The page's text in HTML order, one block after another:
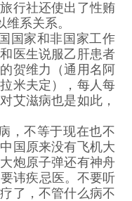
行社还使出了性贿
系关系。
国家和非国家工作
医生说服乙肝患者
贺维力（通用名阿
米夫定），每人每
艾滋病也是如此，
，不等于现在也不
国原来没有飞机大
炮原子弹还有神舟
讳疾忌医。不要听
了，不管什么病不